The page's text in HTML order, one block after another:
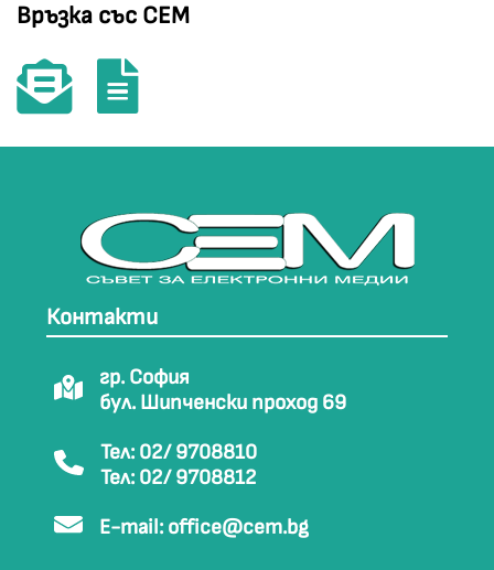
Връзка със СЕМ
Контакти
гр. София
бул. Шипченски проход 69
Тел: 02/ 9708810
Тел: 02/ 9708812
E-mail: office@cem.bg